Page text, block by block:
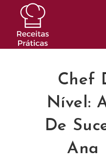
conteúdo
Chef
Nível:
De
Ana